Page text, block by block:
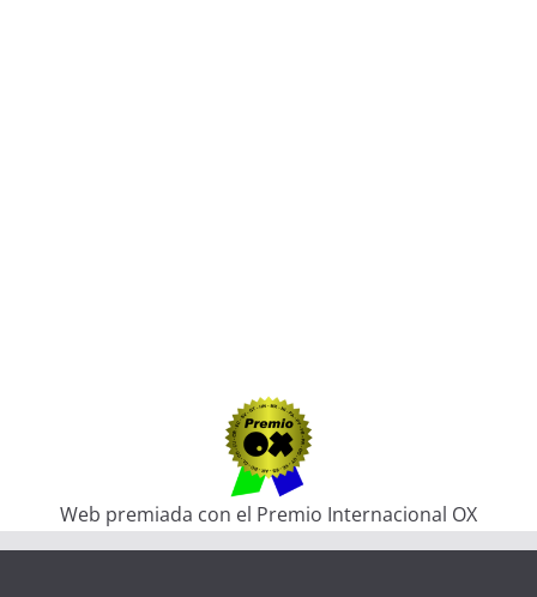
Web premiada con el Premio Internacional OX